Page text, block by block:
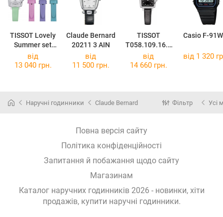
TISSOT Lovely
Summer set
T058.109.16.0
31.01
Claude Bernard
20211 3 AIN
TISSOT
T058.109.16.0
56.00
Casio F-
від
13 040 грн.
від
11 500 грн.
від
14 660 грн.
від 1 320
Наручні годинники Claude Bernard Фільтр Усі
Повна версія сайту
Політика конфіденційності
Запитання й побажання щодо сайту
Магазинам
Каталог наручних годинників 2026 - новинки, хіти
продажів, купити наручні годинники.